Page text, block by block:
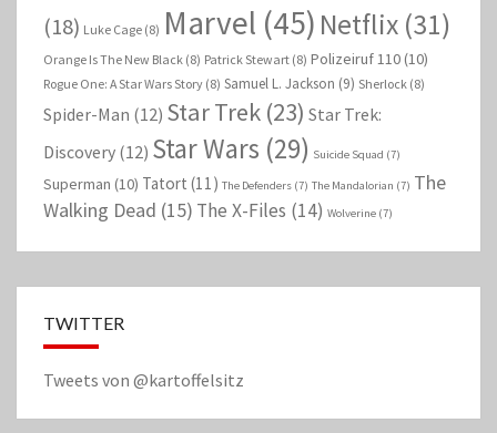
(18) Luke Cage (8) Marvel (45) Netflix (31)
Orange Is The New Black (8) Patrick Stewart (8) Polizeiruf 110 (10)
Rogue One: A Star Wars Story (8) Samuel L. Jackson (9) Sherlock (8)
Spider-Man (12) Star Trek (23) Star Trek:
Discovery (12) Star Wars (29) Suicide Squad (7)
Superman (10) Tatort (11) The Defenders (7) The Mandalorian (7) The
Walking Dead (15) The X-Files (14) Wolverine (7)
TWITTER
Tweets von @kartoffelsitz